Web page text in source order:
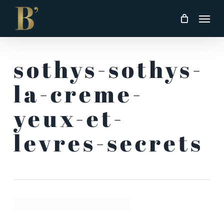
Skip
main
sothys-sothys-
la-creme-
yeux-et-
levres-secrets